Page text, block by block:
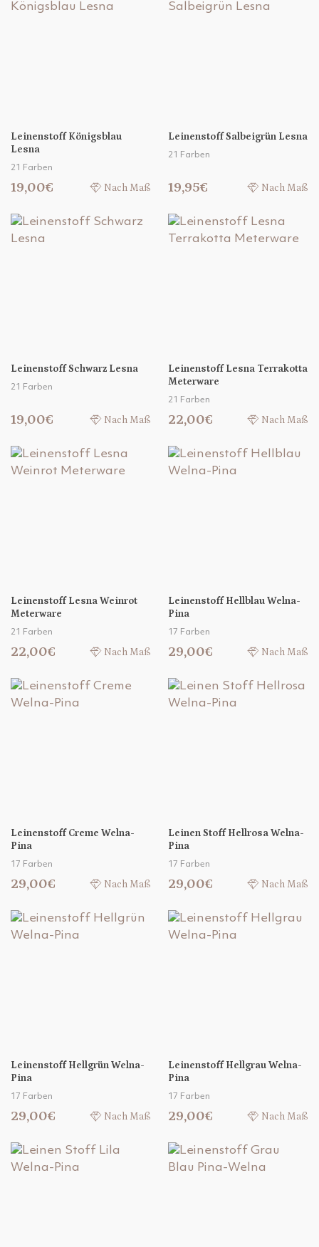
Leinenstoff Königsblau
Lesna
21 Farben
19,00€ Nach Maß
Leinenstoff Salbeigrün Lesna
21 Farben
19,95€ Nach Maß
Leinenstoff Schwarz Lesna
21 Farben
19,00€ Nach Maß
Leinenstoff Lesna Terrakotta
Meterware
21 Farben
22,00€ Nach Maß
Leinenstoff Lesna Weinrot
Meterware
21 Farben
22,00€ Nach Maß
Leinenstoff Hellblau Welna-
Pina
17 Farben
29,00€ Nach Maß
Leinenstoff Creme Welna-
Pina
17 Farben
29,00€ Nach Maß
Leinen Stoff Hellrosa Welna-
Pina
17 Farben
29,00€ Nach Maß
Leinenstoff Hellgrün Welna-
Pina
17 Farben
29,00€ Nach Maß
Leinenstoff Hellgrau Welna-
Pina
17 Farben
29,00€ Nach Maß